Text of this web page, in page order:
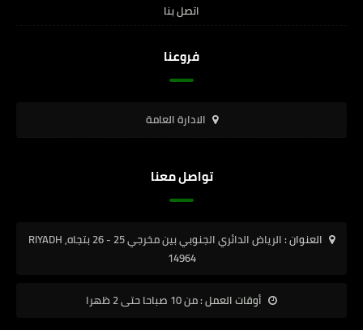
اتصل بنا
فروعنا
الادارة العامة
تواصل معنا
العنوان :
الرياض الدائري الجنوبي بين مخرجي 25 - 26 بتجاه, RIYADH
14964
أوقات العمل :من 10 صباحا حتى 2 ظهرا